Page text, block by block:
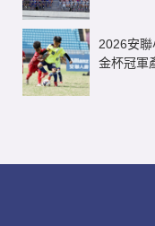
2026安
金杯冠軍